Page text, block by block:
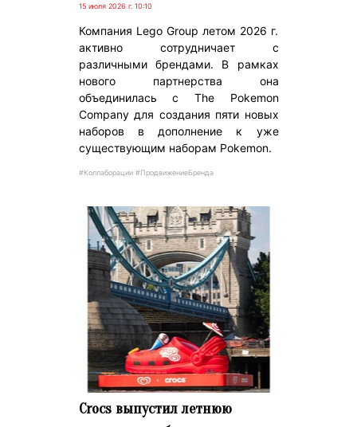
15 июля 2026 г. 10:10
Компания Lego Group летом 2026 г.
активно сотрудничает с
различными брендами. В рамках
нового партнерства она
объединилась с The Pokemon
Company для создания пяти новых
наборов в дополнение к уже
существующим наборам Pokemon.
#Коллаборации #ПродвижениеБренда
Crocs выпустил летнюю